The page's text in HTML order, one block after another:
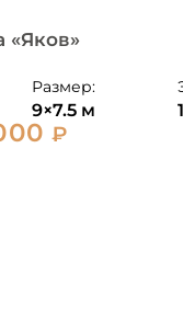
«Яков»
Размер:
9×7.5 м
₽